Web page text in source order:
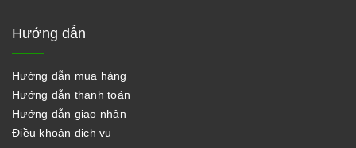
Hướng dẫn
Hướng dẫn mua hàng
Hướng dẫn thanh toán
Hướng dẫn giao nhận
Điều khoản dịch vụ